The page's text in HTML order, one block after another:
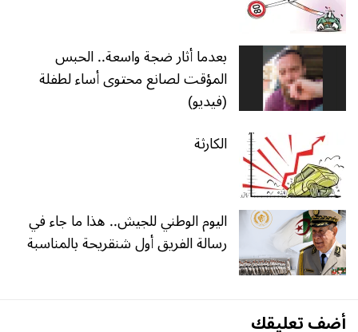
بعدما أثار ضجة واسعة.. الحبس
المؤقت لصانع محتوى أساء لطفلة
(فيديو)
الكارثة
اليوم الوطني للجيش.. هذا ما جاء في
رسالة الفريق أول شنقريحة بالمناسبة
أضف تعليقك